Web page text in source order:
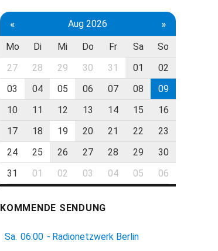
« Aug 2026 »
Mo Di Mi Do Fr Sa
So
27
28 29 30 31 01
02
03
04 05 06 07 08
09
10
11 12 13 14 15
16
17
18 19 20 21 22
23
24
25 26 27 28 29
30
31
01 02 03 04 05 06
KOMMENDE SENDUNG
Sa. 06:00 - Radionetzwerk Berlin